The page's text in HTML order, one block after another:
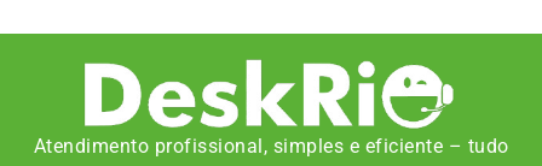
Atendimento profissional, simples e eficiente – tudo